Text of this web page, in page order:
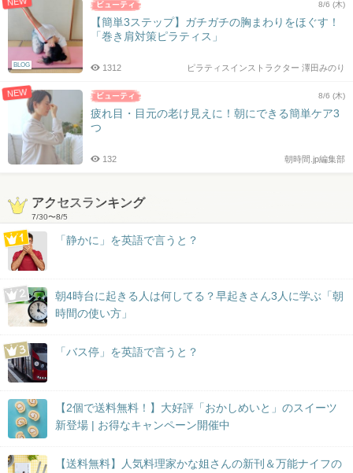
BLOG
8/6 (木)
【簡単3ステップ】ガチガチの胸まわりをほぐす！
「巻き肩対策ピラティス」
ピラティスインストラクター 澤田みのり
1312
NEW 8/6 (木)
疲れ目・目元の老け見えに！朝にできる簡単ケア3
つ
朝時間.jp編集部
132
アクセスランキング
7/30〜8/5
「静かに」を英語で言うと？
朝4時台に起きる人は何してる？早起きさん3人に学ぶ「朝
時間の使い方」
「バス停」を英語で言うと？
【2個で送料無料！】大好評「おかしめいと」のスイーツ
新登場 | お得なキャンペーン開催中
【送料無料】人気料理家かな姐さんの新刊＆万能ナイフの